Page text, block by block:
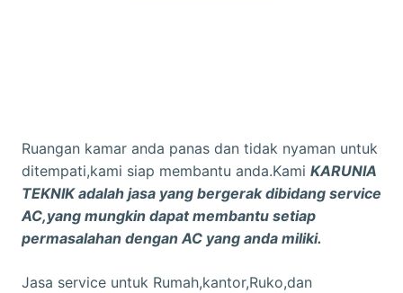
Ruangan kamar anda panas dan tidak nyaman untuk
ditempati,kami siap membantu anda.Kami KARUNIA
TEKNIK adalah jasa yang bergerak dibidang service
AC,yang mungkin dapat membantu setiap
permasalahan dengan AC yang anda miliki.
Jasa service untuk Rumah,kantor,Ruko,dan